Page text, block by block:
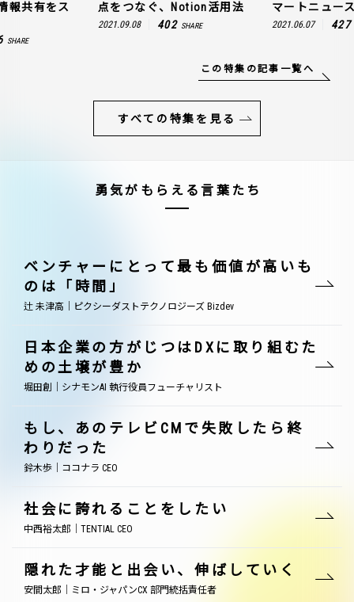
報共有をス
SHARE
点をつなぐ、Notion活用法
2021.09.08 402 SHARE
マートニュー
2021.06.07 427
この特集の記事一覧へ
すべての特集を見る
勇気がもらえる言葉たち
ベンチャーにとって最も価値が高いも
のは「時間」
辻 未津高｜ピクシーダストテクノロジーズ Bizdev
日本企業の方がじつはDXに取り組むた
めの土壌が豊か
堀田創｜シナモンAI 執行役員フューチャリスト
もし、あのテレビCMで失敗したら終
わりだった
鈴木歩｜ココナラ CEO
社会に誇れることをしたい
中西裕太郎｜TENTIAL CEO
隠れた才能と出会い、伸ばしていく
安間太郎｜ミロ・ジャパンCX 部門統括責任者